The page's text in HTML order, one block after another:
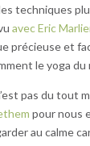
techniques
avec Eric
précieuse et
le yoga du
pas du tout
pour nous
au calme